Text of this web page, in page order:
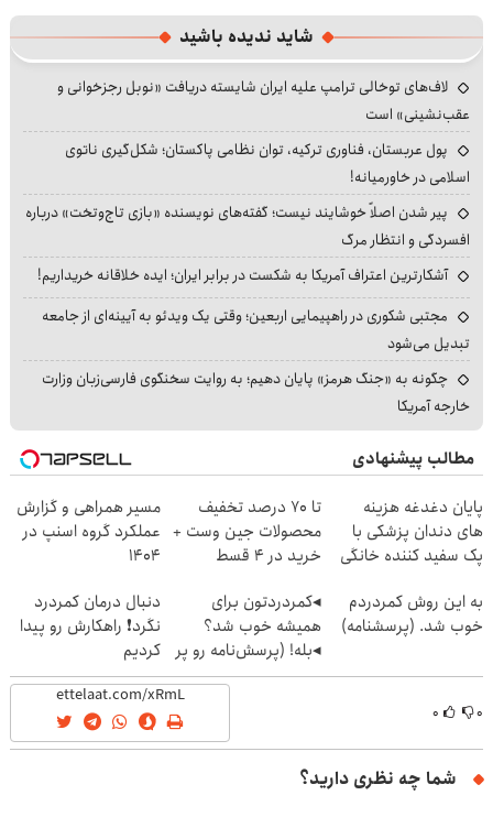
شاید ندیده باشید
لاف‌های توخالی ترامپ علیه ایران شایسته دریافت «نوبل رجزخوانی و
عقب‌نشینی» است
پول عربستان، فناوری ترکیه، توان نظامی پاکستان؛ شکل‌گیری ناتوی
اسلامی در خاورمیانه!
پیر شدن اصلاً خوشایند نیست؛ گفته‌های نویسنده «بازی تاج‌وتخت» درباره
افسردگی و انتظار مرگ
آشکارترین اعتراف آمریکا به شکست در برابر ایران؛ ایده خلاقانه خریداریم!
مجتبی شکوری در راهپیمایی اربعین؛ وقتی یک ویدئو به آیینه‌ای از جامعه
تبدیل می‌شود
چگونه به «جنگ هرمز» پایان دهیم؛ به روایت سخنگوی فارسی‌زبان وزارت
خارجه آمریکا
مطالب پیشنهادی
پایان دغدغه هزینه
های دندان پزشکی با
پک سفید کننده خانگی
تا 70 درصد تخفیف
محصولات جین وست +
خرید در 4 قسط
مسیر همراهی و گزارش
عملکرد گروه اسنپ در
۱۴۰۴
به این روش کمردردم
خوب شد. (پرسشنامه)
◂کمردردتون برای
همیشه خوب شد؟
◂بله! (پرسش‌نامه رو پر
کن)
دنبال درمان کمردرد
نگرد❗ راهکارش رو پیدا
کردیم
۰ ۰
شما چه نظری دارید؟